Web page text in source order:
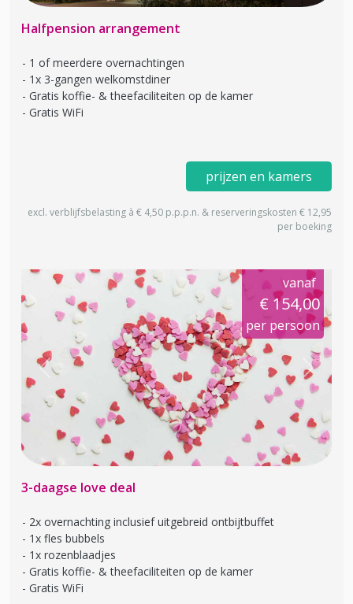
Halfpension arrangement
1 of meerdere overnachtingen
1x 3-gangen welkomstdiner
Gratis koffie- & theefaciliteiten op de kamer
Gratis WiFi
prijzen en kamers
excl. verblijfsbelasting à € 4,50 p.p.p.n. & reserveringskosten € 12,95
per boeking
vanaf
€ 154,00
per persoon
Previous Next
3-daagse love deal
2x overnachting inclusief uitgebreid ontbijtbuffet
1x fles bubbels
1x rozenblaadjes
Gratis koffie- & theefaciliteiten op de kamer
Gratis WiFi